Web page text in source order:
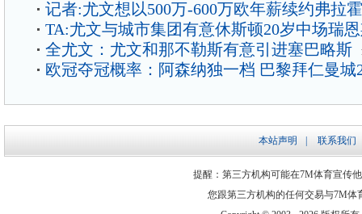
记者:尤文想以500万-600万欧年薪续约弗拉
TA:尤文与城市集团有意休斯顿20岁中场瑞
全尤文：尤文和那不勒斯有意引进塞巴略斯
欧冠夺冠概率：阿森纳独一档 巴黎拜仁曼城
本站声明 联系我们
提醒：第三方机构可能在7M体育宣传
您跟第三方机构的任何交易与7M